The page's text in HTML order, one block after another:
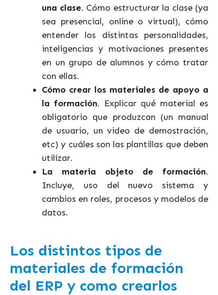
una clase. Cómo estructurar la clase (ya
sea presencial, online o virtual), cómo
entender los distintas personalidades,
inteligencias y motivaciones presentes
en un grupo de alumnos y cómo tratar
con ellas.
Cómo crear los materiales de apoyo a
la formación. Explicar qué material es
obligatorio que produzcan (un manual
de usuario, un video de demostración,
etc) y cuáles son las plantillas que deben
utilizar.
La materia objeto de formación.
Incluye, uso del nuevo sistema y
cambios en roles, procesos y modelos de
datos.
Los distintos tipos de
materiales de formación
del ERP y como crearlos